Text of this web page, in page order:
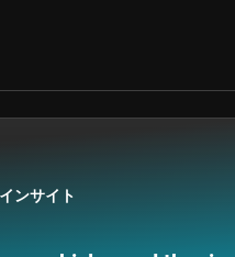
インサイト